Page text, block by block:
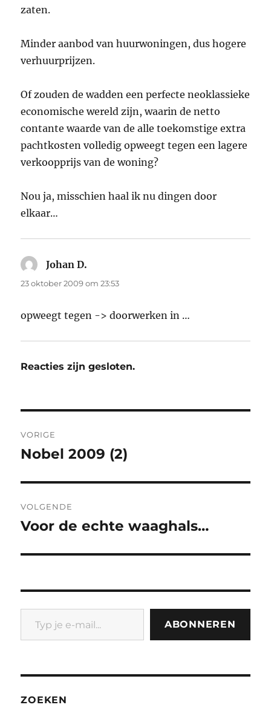
zaten.
Minder aanbod van huurwoningen, dus hogere
verhuurprijzen.
Of zouden de wadden een perfecte neoklassieke
economische wereld zijn, waarin de netto
contante waarde van de alle toekomstige extra
pachtkosten volledig opweegt tegen een lagere
verkoopprijs van de woning?
Nou ja, misschien haal ik nu dingen door
elkaar…
Johan D.
23 oktober 2009 om 23:53
opweegt tegen -> doorwerken in …
Reacties zijn gesloten.
navigatie
VORIGE
Vorig
Nobel 2009 (2)
VOLGENDE
Volgend
Voor de echte waaghals…
Typ je e-mail...
ABONNEREN
ZOEKEN